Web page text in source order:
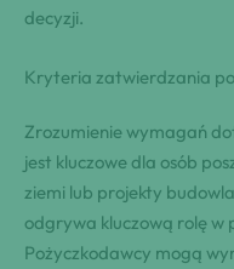
decyzji.
Kryteria zatwierdzania
Zrozumienie wymagań
jest kluczowe dla osób
ziemi lub projekty
odgrywa kluczową rolę w
Pożyczkodawcy mogą